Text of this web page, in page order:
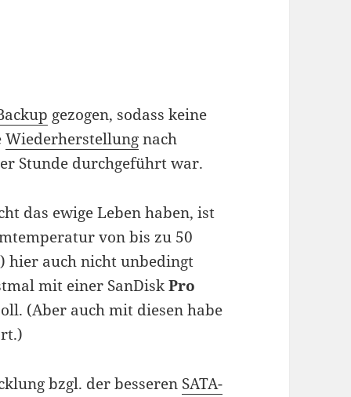
gezogen, sodass keine
Wiederherstellungnach
Stunde durchgeführt war.
das ewige Leben haben, ist
von bis zu 50
hier auch nicht unbedingt
mit einer SanDiskPro
(Aber auch mit diesen habe
bzgl. der besseren SATA-